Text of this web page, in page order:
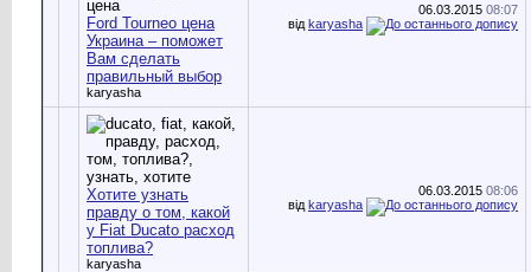
Ford Tourneo цена
Украина – поможет
Вам сделать
правильный выбор
karyasha
06.03.2015 08:07
від karyasha
Хотите узнать
правду о том, какой
у Fiat Ducato расход
топлива?
karyasha
06.03.2015 08:06
від karyasha